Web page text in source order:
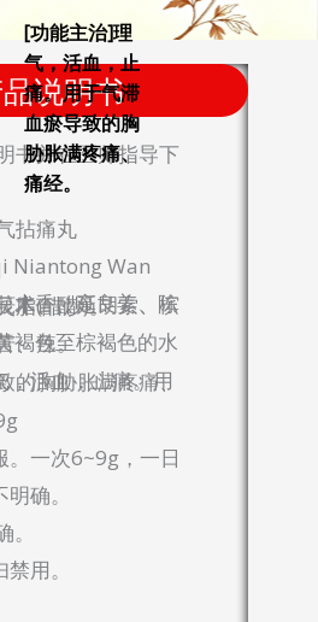
[功能主治]理
气，活血，止
痛。用于气滞
血瘀导致的胸
胁胀满疼痛、
痛经。
说明书
拈痛丸
Niantong Wan
醋延胡索、槟榔、甘草、五灵脂(醋炒)。
气香，味苦、辣。
确。
用。